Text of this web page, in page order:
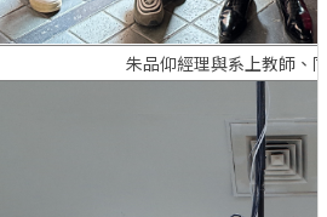
朱品仰經理與系上教師、